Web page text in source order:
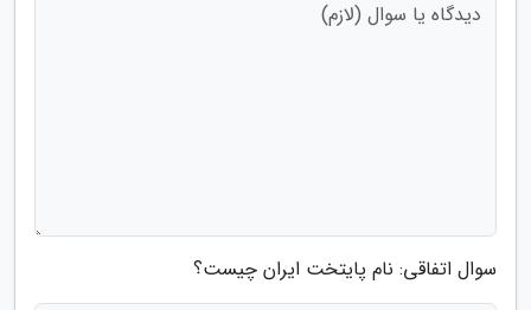
سوال اتفاقی: نام پایتخت ایران چیست؟